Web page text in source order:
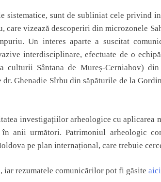
sistematice, sunt de subliniat cele privind
care vizează descoperiri din microzonele
Un interes aparte a suscitat
interdisciplinare, efectuate de o
culturii Sântana de Mureș-Cerniahov)
dr. Ghenadie Sîrbu din săpăturile de la
investigațiilor arheologice cu aplicarea
anii următori. Patrimoniul arheologic
pe plan internațional, care trebuie
, iar rezumatele comunicărilor pot fi găsite aici